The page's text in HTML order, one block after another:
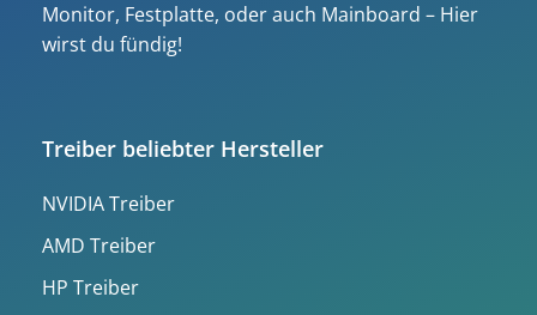
Monitor, Festplatte, oder auch Mainboard – Hier
wirst du fündig!
Treiber beliebter Hersteller
NVIDIA Treiber
AMD Treiber
HP Treiber